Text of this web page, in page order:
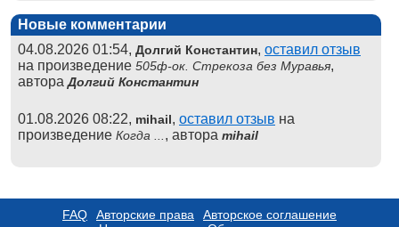
Новые комментарии
04.08.2026 01:54, Долгий Константин, оставил отзыв
на произведение 505ф-ок. Стрекоза без Муравья,
автораДолгий Константин
01.08.2026 08:22, mihail, оставил отзыв на
произведение Когда ... , автора mihail
FAQ Авторские права
Авторское соглашение